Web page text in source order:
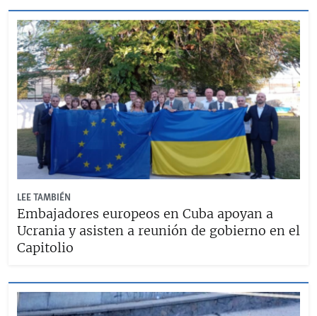
LEE TAMBIÉN
Embajadores europeos en Cuba apoyan a
Ucrania y asisten a reunión de gobierno en el
Capitolio